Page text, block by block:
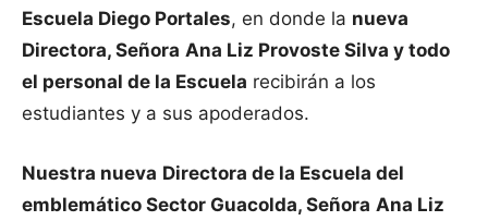
Escuela Diego Portales, en donde la nueva
Directora, Señora Ana Liz Provoste Silva y todo
el personal de la Escuela recibirán a los
estudiantes y a sus apoderados.
Nuestra nueva Directora de la Escuela del
emblemático Sector Guacolda, Señora Ana Liz